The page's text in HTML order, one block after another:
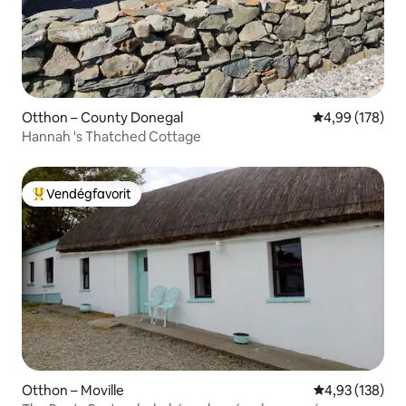
Otthon – County Donegal Átlagos
4,99 (178)
Hannah 's Thatched Cottage
Kiemelt vendégfavorit
Vendégfavorit
Otthon – Moville Átlagos
4,93 (138)